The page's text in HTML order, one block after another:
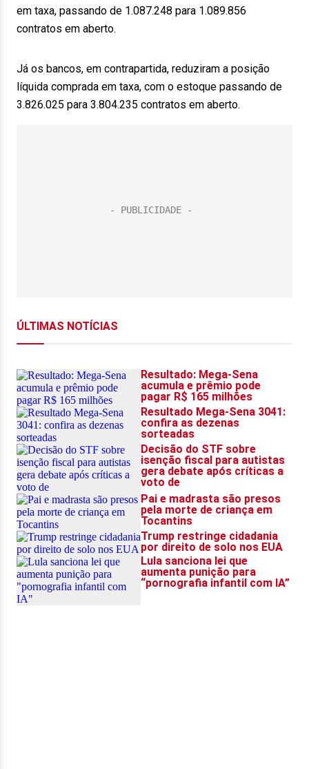
em taxa, passando de 1.087.248 para 1.089.856
contratos em aberto.
Já os bancos, em contrapartida, reduziram a posição
líquida comprada em taxa, com o estoque passando de
3.826.025 para 3.804.235 contratos em aberto.